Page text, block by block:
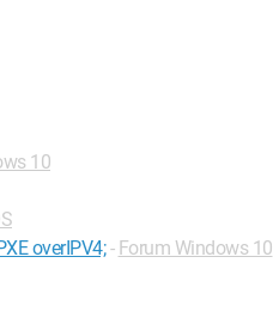
10
overIPV4; - Forum Windows 10